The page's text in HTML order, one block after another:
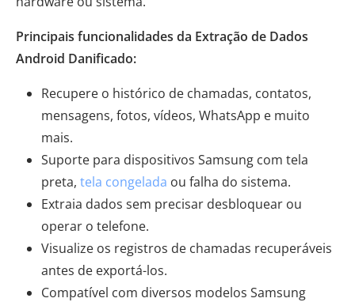
Principais funcionalidades da Extração de Dados
Android Danificado:
Recupere o histórico de chamadas, contatos,
mensagens, fotos, vídeos, WhatsApp e muito
mais.
Suporte para dispositivos Samsung com tela
preta, tela congelada ou falha do sistema.
Extraia dados sem precisar desbloquear ou
operar o telefone.
Visualize os registros de chamadas recuperáveis ​​
antes de exportá-los.
Compatível com diversos modelos Samsung